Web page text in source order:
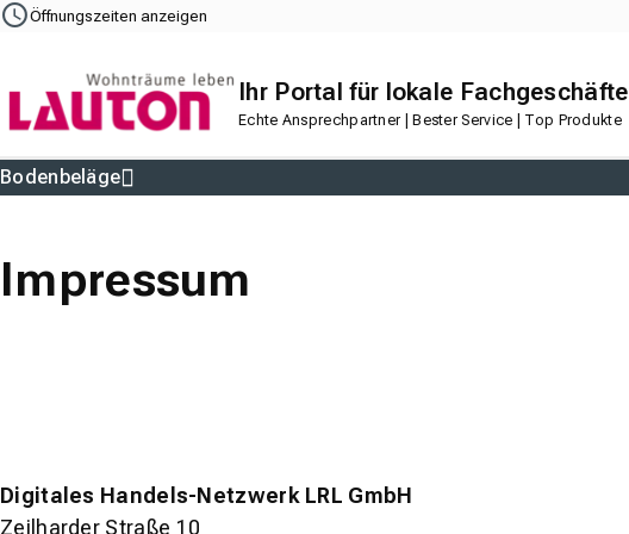
Navigation Content Footer
Öffnungszeiten anzeigen
Ihr Portal für lokale Fachgeschäfte
Echte Ansprechpartner | Bester Service | Top Produkte
Bodenbeläge
Impressum
Digitales Handels-Netzwerk LRL GmbH
Zeilharder Straße 10